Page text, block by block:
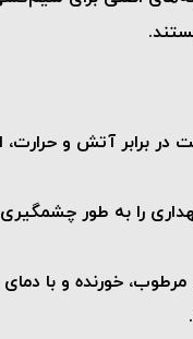
برابر آتش و حرارت،
را به طور
خورنده و با دمای